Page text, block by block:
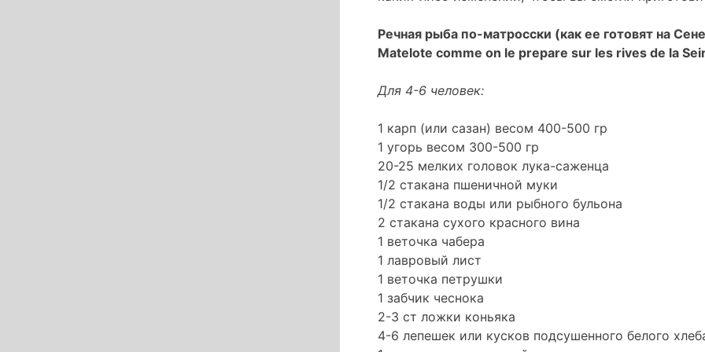
Речная рыба по-матросски (как ее готовят на
Matelote comme on le prepare sur les rives de la
Для 4-6 человек:
1 карп (или сазан) весом 400-500 гр
1 угорь весом 300-500 гр
20-25 мелких головок лука-саженца
1/2 стакана пшеничной муки
1/2 стакана воды или рыбного бульона
2 стакана сухого красного вина
1 веточка чабера
1 лавровый лист
1 веточка петрушки
1 забчик чеснока
2-3 ст ложки коньяка
4-6 лепешек или кусков подсушенного белого